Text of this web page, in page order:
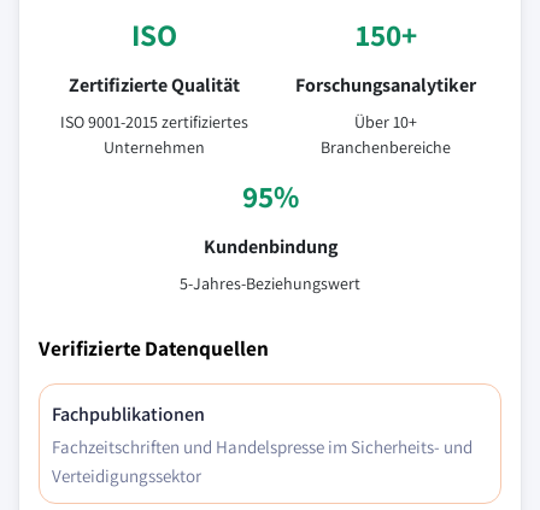
ISO
Zertifizierte Qualität
ISO 9001-2015 zertifiziertes
Unternehmen
150+
Forschungsanalytiker
Über 10+
Branchenbereiche
95%
Kundenbindung
5-Jahres-Beziehungswert
Verifizierte Datenquellen
Fachpublikationen
Fachzeitschriften und Handelspresse im Sicherheits- und
Verteidigungssektor